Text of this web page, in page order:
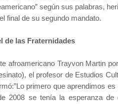
según sus palabras,
final de su segundo mandato.
de las Fraternidades
afroamericano Trayvon Martin
el profesor de Estudios
primero que aprendimos
2008 se tenía la esperanza de